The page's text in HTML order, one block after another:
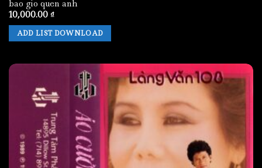
bao gio quen anh
10,000.00 ₫
ADD LIST DOWNLOAD